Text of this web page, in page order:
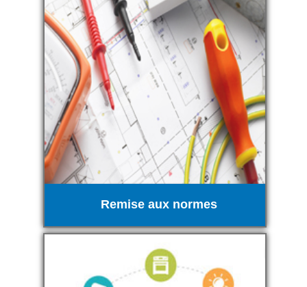
Remise aux normes